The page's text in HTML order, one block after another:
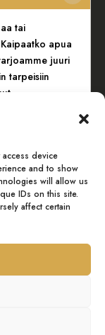
device
and to show
will allow us
IDs on this site.
affect certain
Kreit.
tai
apua
juuri
tarpeisiin